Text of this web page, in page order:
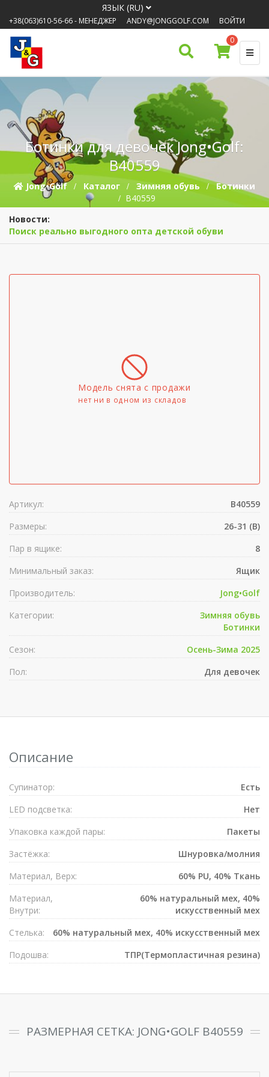
ЯЗЫК (RU)
+38(063)610-56-66- МЕНЕДЖЕР ANDY@JONGGOLF.COM
ВОЙТИ
0
Ботинки для девочек Jong•Golf:
B40559
Jong•Golf Каталог Зимняя обувь
Ботинки
B40559
Новости:
Поиск реально выгодного опта детской обуви
Модель снята с продажи
нет ни в одном из складов
Артикул:
B40559
Размеры:
26-31 (B)
Пар в ящике:
8
Минимальный заказ:
Ящик
Производитель:
Jong•Golf
Категории:
Зимняя обувь
Ботинки
Сезон:
Осень-Зима 2025
Пол:
Для девочек
Описание
Супинатор:
Есть
LED подсветка:
Нет
Упаковка каждой пары:
Пакеты
Застёжка:
Шнуровка/молния
Материал, Верх:
60% PU, 40% Ткань
Материал,
Внутри:
60% натуральный мех, 40%
искусственный мех
Стелька:
60% натуральный мех, 40% искусственный мех
Подошва:
ТПР(Термопластичная резина)
РАЗМЕРНАЯ СЕТКА: JONG•GOLF B40559